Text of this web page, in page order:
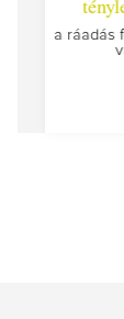
pillanatokat